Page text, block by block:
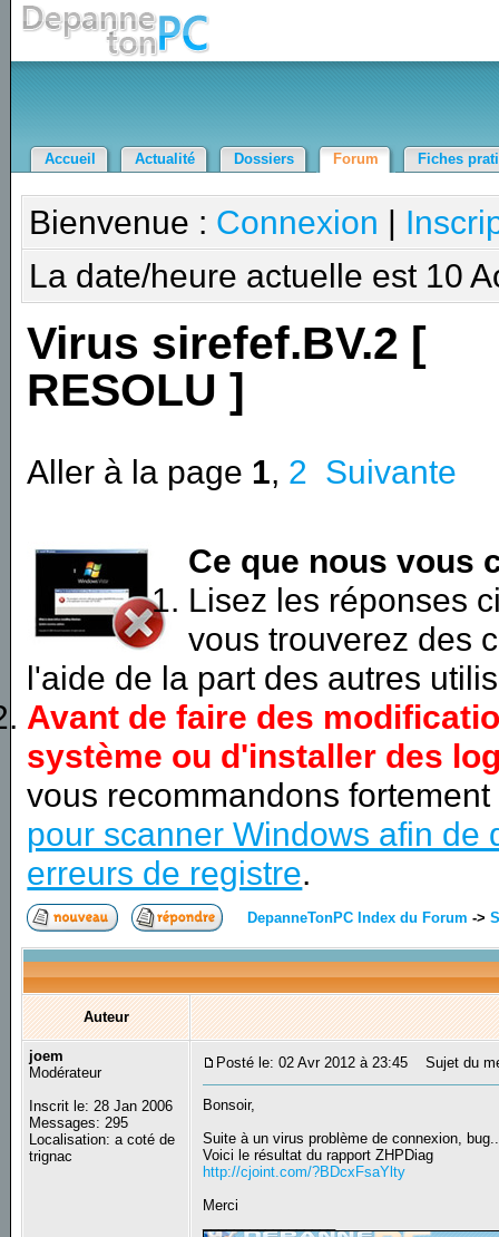
Accueil Actualité Dossiers Forum Fiches
Bienvenue : Connexion |
La date/heure actuelle est 10
Virus sirefef.BV.2 [
RESOLU ]
Aller à la page 1, 2 Suivante
Ce que nous vous
Lisez les réponses
vous trouverez des
l'aide de la part des autres
Avant de faire des
système ou d'installer des
vous recommandons
pour scanner Windows afin de
erreurs de registre.
DepanneTonPC Index du Forum ->
Auteur
joem
Modérateur
Inscrit le: 28 Jan 2006
Messages: 295
Localisation: a coté de
trignac
Posté le: 02 Avr 2012 à 23:45 Sujet du
Bonsoir,
Suite à un virus problème de connexion,
Voici le résultat du rapport ZHPDiag
http://cjoint.com/?BDcxFsaYlty
Merci